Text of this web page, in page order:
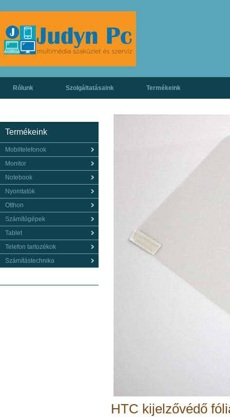
Rólunk Szolgáltatásaink Termékeink
HTC kijelzővédő
Termékeink
Mobiltelefonok
Monitor
Notebook
Nyomtatók
Otthon
Számítógépek
Tablet
Telefon tartozékok
Számítástechnika